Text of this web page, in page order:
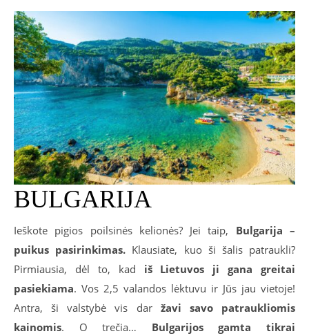
BULGARIJA
Ieškote pigios poilsinės kelionės? Jei taip, Bulgarija –
puikus pasirinkimas. Klausiate, kuo ši šalis patraukli?
Pirmiausia, dėl to, kad iš Lietuvos ji gana greitai
pasiekiama. Vos 2,5 valandos lėktuvu ir Jūs jau vietoje!
Antra, ši valstybė vis dar žavi savo patraukliomis
kainomis. O trečia… Bulgarijos gamta tikrai